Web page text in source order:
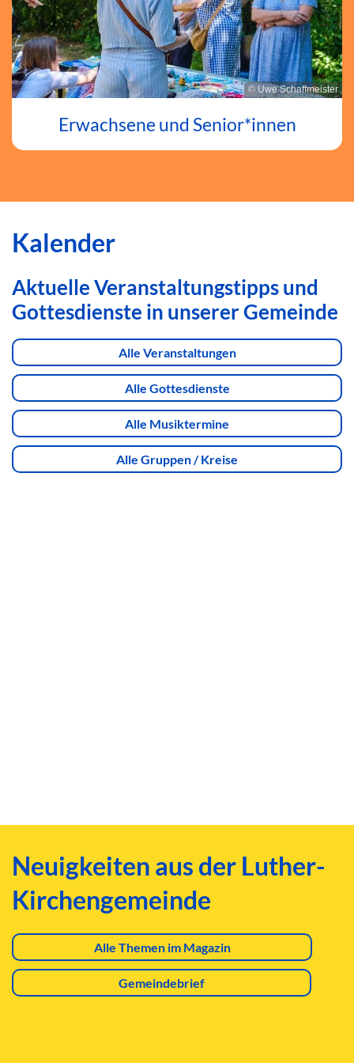
© Uwe Schaffmeister
Erwachsene und Senior*innen
Kalender
Aktuelle Veranstaltungstipps und
Gottesdienste in unserer Gemeinde
Alle Veranstaltungen
Alle Gottesdienste
Alle Musiktermine
Alle Gruppen / Kreise
Neuigkeiten aus der Luther-
Kirchengemeinde
Alle Themen im Magazin
Gemeindebrief